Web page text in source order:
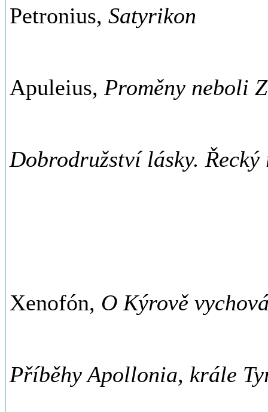
Petronius, Satyrikon
Apuleius, Proměny neboli
Dobrodružství lásky.
Xenofón, O Kýrově
Příběhy Apollonia, krále